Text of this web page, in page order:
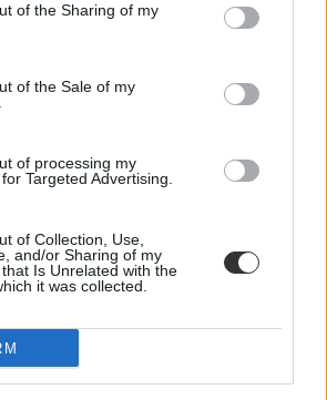
of the Sharing of my
of the Sale of my
of processing my
Targeted Advertising.
of Collection, Use,
and/or Sharing of my
Is Unrelated with the
it was collected.